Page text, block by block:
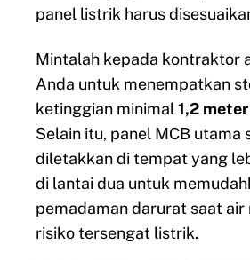
panel listrik harus
Mintalah kepada kontraktor
Anda untuk menempatkan
ketinggian minimal 1,2 meter
Selain itu, panel MCB utama
diletakkan di tempat yang
di lantai dua untuk
pemadaman darurat saat air
risiko tersengat listrik.